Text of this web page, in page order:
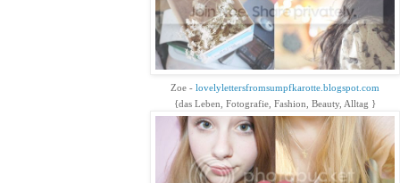
Zoe - lovelylettersfromsumpfkarotte.blogspot.com
{das Leben, Fotografie, Fashion, Beauty, Alltag }